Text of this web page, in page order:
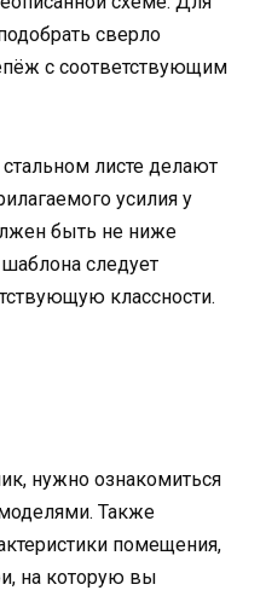
сверло
с соответствующим
листе делают
усилия у
быть не ниже
следует
классности.
нужно ознакомиться
Также
помещения,
на которую вы